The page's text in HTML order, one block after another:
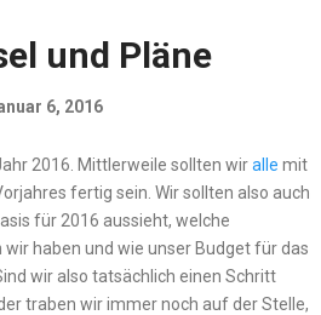
und Pläne
6, 2016
2016. Mittlerweile sollten wiralle mit
fertig sein. Wir sollten also auch
für 2016 aussieht, welche
haben und wie unser Budget für das
wir also tatsächlich einen Schritt
traben wir immer noch auf der Stelle,